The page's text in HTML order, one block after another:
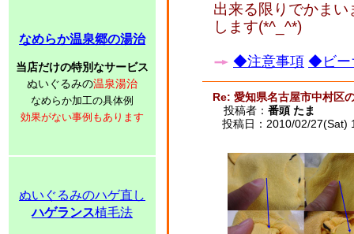
なめらか温泉郷の湯治
当店だけの特別なサービス
ぬいぐるみの温泉湯治
なめらか加工の具体例
効果がない事例もあります
ぬいぐるみのハゲ直し
ハゲランス植毛法
出来る限りでかま
します(*^_^*)
◆注意事項 ◆ビー
Re: 愛知県名古屋市中村区
投稿者： 番頭 たま
投稿日：2010/02/27(Sat)